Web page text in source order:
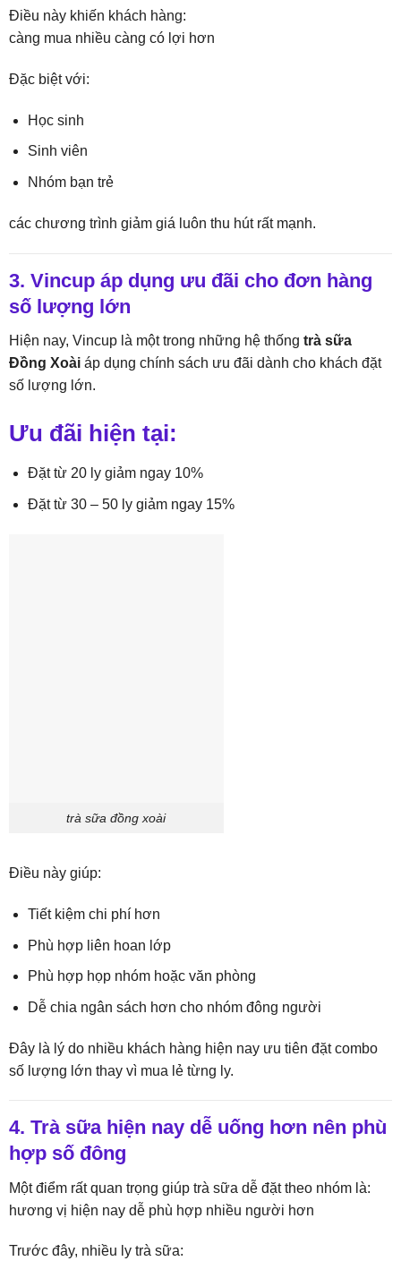
Điều này khiến khách hàng:
càng mua nhiều càng có lợi hơn
Đặc biệt với:
Học sinh
Sinh viên
Nhóm bạn trẻ
các chương trình giảm giá luôn thu hút rất mạnh.
3. Vincup áp dụng ưu đãi cho đơn hàng
số lượng lớn
Hiện nay, Vincup là một trong những hệ thống trà sữa
Đồng Xoàiáp dụng chính sách ưu đãi dành cho khách đặt
số lượng lớn.
Ưu đãi hiện tại:
Đặt từ 20 ly giảm ngay 10%
Đặt từ 30 – 50 ly giảm ngay 15%
trà sữa đồng xoài
Điều này giúp:
Tiết kiệm chi phí hơn
Phù hợp liên hoan lớp
Phù hợp họp nhóm hoặc văn phòng
Dễ chia ngân sách hơn cho nhóm đông người
Đây là lý do nhiều khách hàng hiện nay ưu tiên đặt combo
số lượng lớn thay vì mua lẻ từng ly.
4. Trà sữa hiện nay dễ uống hơn nên phù
hợp số đông
Một điểm rất quan trọng giúp trà sữa dễ đặt theo nhóm là:
hương vị hiện nay dễ phù hợp nhiều người hơn
Trước đây, nhiều ly trà sữa: